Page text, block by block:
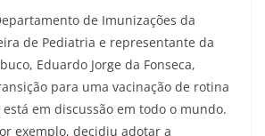
de Imunizações da
de Pediatria e representante da
Eduardo Jorge da Fonseca,
para uma vacinação de rotina
em discussão em todo o mundo.
exemplo, decidiu adotar a